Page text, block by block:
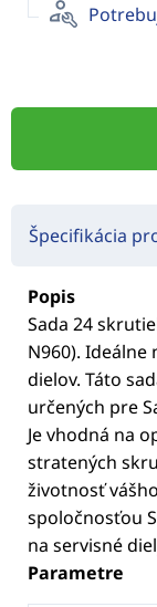
Špecifikácia
Popis
Sada 24
N960). Ideálne
dielov. Táto
určených pre
Je vhodná na
stratených
životnosť
spoločnosťou
na servisné
Parametre